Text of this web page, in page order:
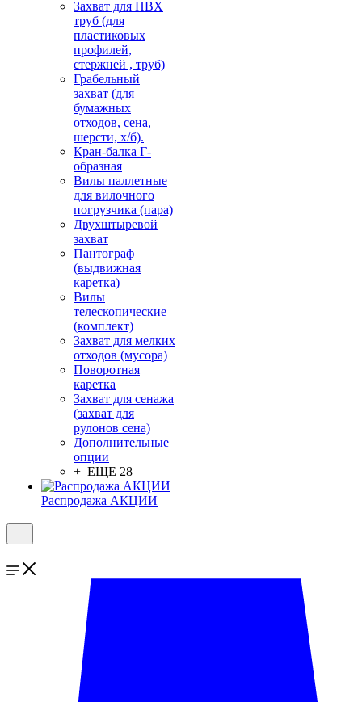
Захват для ПВХ
труб (для
пластиковых
профилей,
стержней , труб)
Грабельный
захват (для
бумажных
отходов, сена,
шерсти, х/б).
Кран-балка Г-
образная
Вилы паллетные
для вилочного
погрузчика (пара)
Двухштыревой
захват
Пантограф
(выдвижная
каретка)
Вилы
телескопические
(комплект)
Захват для мелких
отходов (мусора)
Поворотная
каретка
Захват для сенажа
(захват для
рулонов сена)
Дополнительные
опции
+ ЕЩЕ 28
Распродажа АКЦИИ